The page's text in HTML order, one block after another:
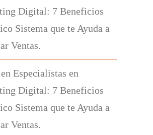
Digital: 7 Beneficios
Sistema que te Ayuda a
Ventas.
en Especialistas en
Digital: 7 Beneficios
Sistema que te Ayuda a
Ventas.